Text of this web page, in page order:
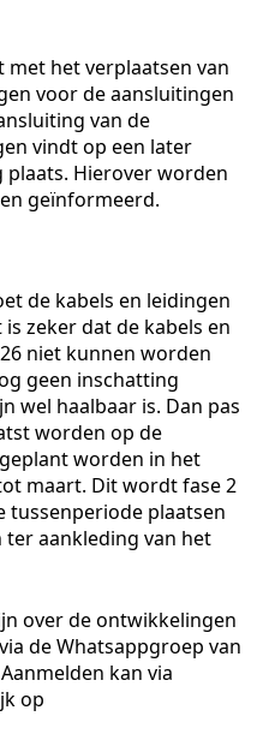
het verplaatsen van
voor de aansluitingen
van de
vindt op een later
Hierover worden
geïnformeerd.
de kabels en leidingen
zeker dat de kabels en
niet kunnen worden
geen inschatting
wel haalbaar is. Dan pas
worden op de
worden in het
maart. Dit wordt fase 2
tussenperiode plaatsen
aankleding van het
over de ontwikkelingen
de Whatsappgroep van
kan via
op